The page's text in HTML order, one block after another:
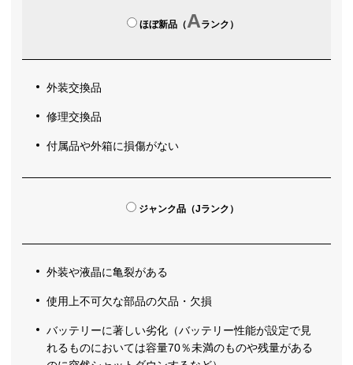
ほぼ新品（Aランク）
外装交換品
修理交換品
付属品や外箱に損傷がない
ジャンク品（Jランク）
外装や液晶に亀裂がある
使用上不可欠な部品の欠品・欠損
バッテリーに著しい劣化（バッテリー性能が設定で見
れるものにおいては容量70％未満のものや残量がある